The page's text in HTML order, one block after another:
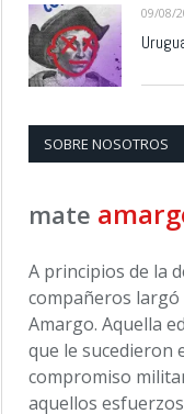
09/08/
SOBRE NOSOTROS
mate
A principios de la
compañeros
Amargo. Aquella
que le sucedieron
compromiso
aquellos